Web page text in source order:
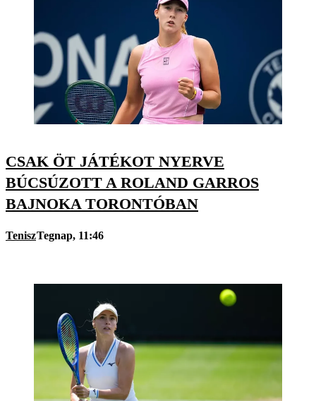
CSAK ÖT JÁTÉKOT NYERVE
BÚCSÚZOTT A ROLAND GARROS
BAJNOKA TORONTÓBAN
TeniszTegnap, 11:46